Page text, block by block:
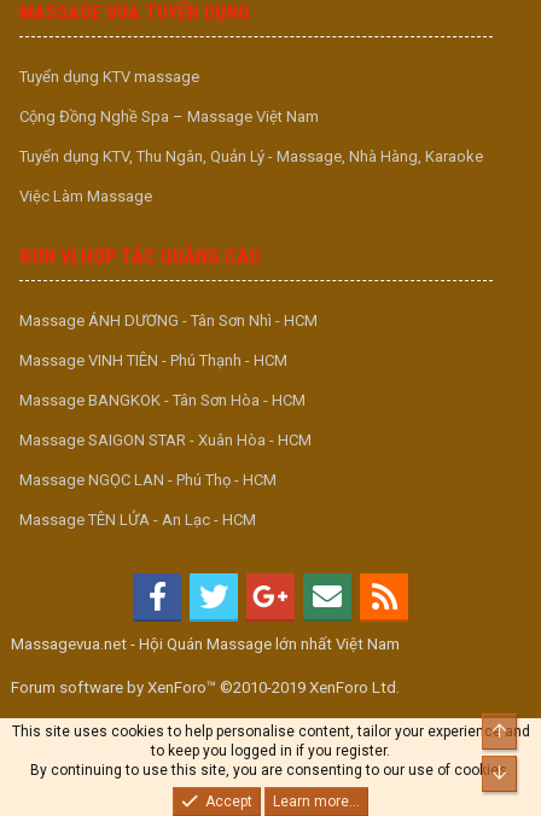
MASSAGE VUA TUYỂN DỤNG
Tuyển dụng KTV massage
Cộng Đồng Nghề Spa – Massage Việt Nam
Tuyển dụng KTV, Thu Ngân, Quản Lý - Massage, Nhà Hàng, Karaoke
Việc Làm Massage
ĐƠN VỊ HỢP TÁC QUẢNG CÁO
Massage ÁNH DƯƠNG - Tân Sơn Nhì - HCM
Massage VINH TIÊN - Phú Thạnh - HCM
Massage BANGKOK - Tân Sơn Hòa - HCM
Massage SAIGON STAR - Xuân Hòa - HCM
Massage NGỌC LAN - Phú Thọ - HCM
Massage TÊN LỬA - An Lạc - HCM
Massagevua.net - Hội Quán Massage lớn nhất Việt Nam
Forum software by XenForo™ ©2010-2019 XenForo Ltd.
This site uses cookies to help personalise content, tailor your experience and
to keep you logged in if you register.
By continuing to use this site, you are consenting to our use of cookies.
Accept
Learn more...
Top